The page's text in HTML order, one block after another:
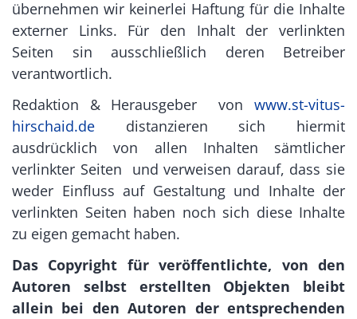
übernehmen wir keinerlei Haftung für die Inhalte
externer Links. Für den Inhalt der verlinkten
Seiten sin ausschließlich deren Betreiber
verantwortlich.
Redaktion & Herausgeber von www.st-vitus-
hirschaid.de distanzieren sich hiermit
ausdrücklich von allen Inhalten sämtlicher
verlinkter Seiten und verweisen darauf, dass sie
weder Einfluss auf Gestaltung und Inhalte der
verlinkten Seiten haben noch sich diese Inhalte
zu eigen gemacht haben.
Das Copyright für veröffentlichte, von den
Autoren selbst erstellten Objekten bleibt
allein bei den Autoren der entsprechenden